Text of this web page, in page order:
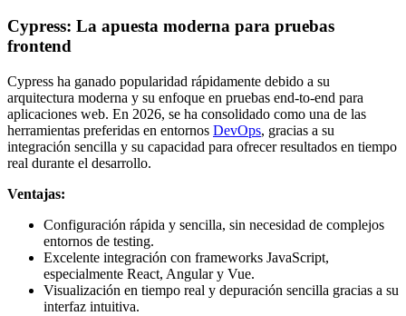
Cypress: La apuesta moderna para pruebas
frontend
Cypress ha ganado popularidad rápidamente debido a su
arquitectura moderna y su enfoque en pruebas end-to-end para
aplicaciones web. En 2026, se ha consolidado como una de las
herramientas preferidas en entornos DevOps, gracias a su
integración sencilla y su capacidad para ofrecer resultados en tiempo
real durante el desarrollo.
Ventajas:
Configuración rápida y sencilla, sin necesidad de complejos
entornos de testing.
Excelente integración con frameworks JavaScript,
especialmente React, Angular y Vue.
Visualización en tiempo real y depuración sencilla gracias a su
interfaz intuitiva.